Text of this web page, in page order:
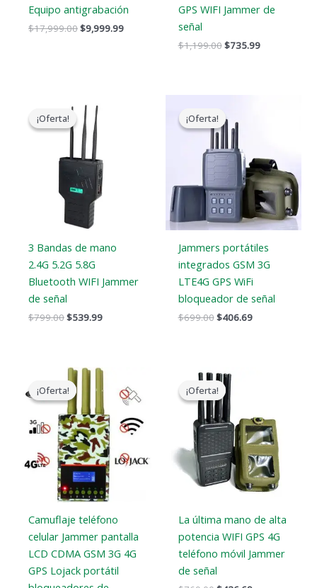
Equipo antigrabación
$17,999.00$9,999.99
GPS WIFI Jammer de
señal
$1,199.00$735.99
¡Oferta!
¡Oferta!
3 Bandas de mano
2.4G 5.2G 5.8G
Bluetooth WIFI Jammer
de señal
$799.00
precio
original
era:
$799.00.
$539.99
¡Oferta!
¡Oferta!
Jammers portátiles
integrados GSM 3G
LTE4G GPS WiFi
bloqueador de señal
$699.00
original
era:
$699.00.
$406.69
¡Oferta!
¡Oferta!
Camuflaje teléfono
celular Jammer pantalla
LCD CDMA GSM 3G 4G
GPS Lojack portátil
El
precio
original
era:
$599.00.
El
precio
actual
es:
$396.99.
¡Oferta!
¡Oferta!
La última mano de alta
potencia WIFI GPS 4G
teléfono móvil Jammer
de señal
El
precio
original
era:
$769.00.$426.69.